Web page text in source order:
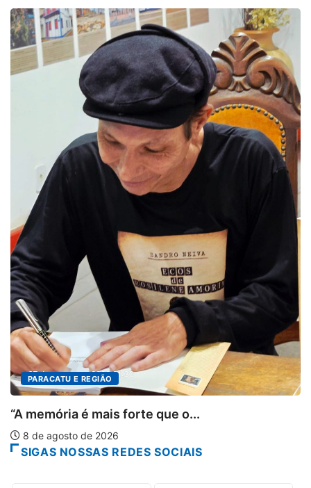
forte que o...
4º Fliparacatu
8 de agosto de
SIGAS NOSSAS REDES SOCIAIS